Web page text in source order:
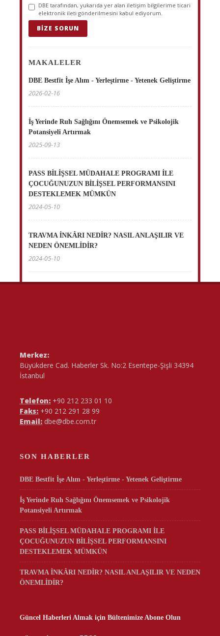
DBE tarafından, yukarıda yer alan iletişim bilgilerime ticari
elektronik ileti gönderilmesini kabul ediyorum.
BIZE SORUN
MAKALELER
DBE Bestfit İşe Alım - Yerleştirme - Yetenek Geliştirme
2026-02-16
İş Yerinde Ruh Sağlığını Önemsemek ve Psikolojik
Potansiyeli Artırmak
2025-09-13
PASS BİLİŞSEL MÜDAHALE PROGRAMI İLE
ÇOCUĞUNUZUN BİLİŞSEL PERFORMANSINI
DESTEKLEMEK MÜMKÜN
2024-05-10
TRAVMA İNKÂRI NEDİR? NASIL ANLAŞILIR VE
NEDEN ÖNEMLİDİR?
2024-05-10
Merkez:
Büyükdere Cad. Haberler Sk. No:2 Esentepe-Şişli 34394
İstanbul
Telefon: +90 212 233 01 10
Faks: +90 212 291 28 99
Email: dbe@dbe.com.tr
SON HABERLER
DBE Bestfit İşe Alım - Yerleştirme - Yetenek Geliştirme
İş Yerinde Ruh Sağlığını Önemsemek ve Psikolojik
Potansiyeli Artırmak
PASS BİLİŞSEL MÜDAHALE PROGRAMI İLE
ÇOCUĞUNUZUN BİLİŞSEL PERFORMANSINI
DESTEKLEMEK MÜMKÜN
TRAVMA İNKÂRI NEDİR? NASIL ANLAŞILIR VE NEDEN
ÖNEMLİDİR?
Güncel Haberleri Almak için Bültenimize Abone Olun